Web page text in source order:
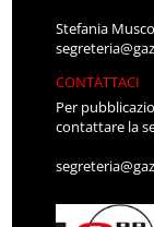
Stefania
CONTATTACI
Per
contattare la